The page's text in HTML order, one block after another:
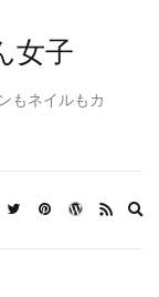
女子
もネイルもカ